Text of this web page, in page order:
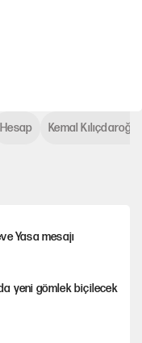
Yasa mesajı
yeni gömlek biçilecek
Hesap Kemal Kılıçdaroğlu